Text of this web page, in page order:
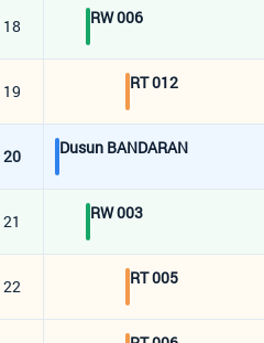
18 RW 006
19 RT 012
20 Dusun BANDARAN
21 RW 003
22 RT 005